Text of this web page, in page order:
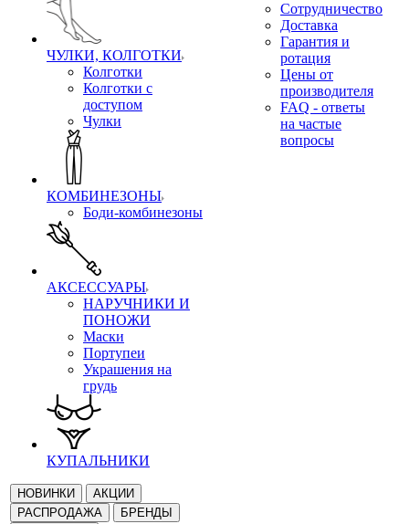
ЧУЛКИ, КОЛГОТКИ
Колготки
Колготки с
доступом
Чулки
КОМБИНЕЗОНЫ
Боди-комбинезоны
АКСЕССУАРЫ
НАРУЧНИКИ И
ПОНОЖИ
Маски
Портупеи
Украшения на
грудь
КУПАЛЬНИКИ
НОВИНКИ
АКЦИИ
РАСПРОДАЖА
БРЕНДЫ
Сотрудничество
Доставка
Гарантия и
ротация
Цены от
производителя
FAQ - ответы
на частые
вопросы